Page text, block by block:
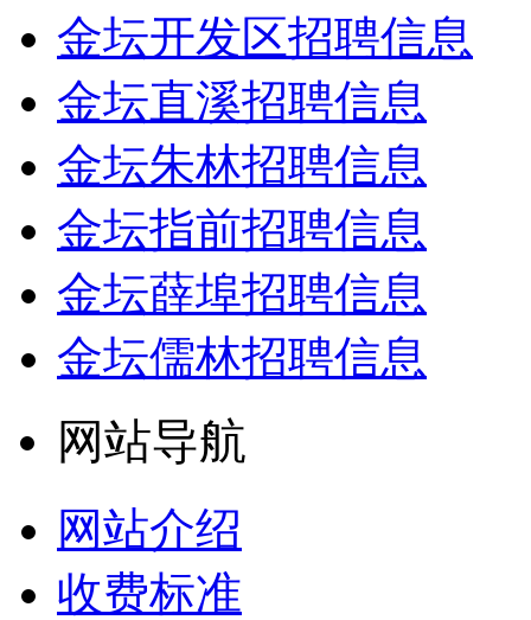
金坛开发区招聘信息
金坛直溪招聘信息
金坛朱林招聘信息
金坛指前招聘信息
金坛薛埠招聘信息
金坛儒林招聘信息
网站导航
网站介绍
收费标准